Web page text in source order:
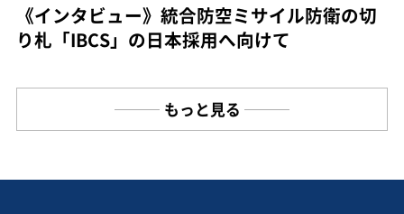
《インタビュー》統合防空ミサイル防衛の切
り札「IBCS」の日本採用へ向けて
もっと見る